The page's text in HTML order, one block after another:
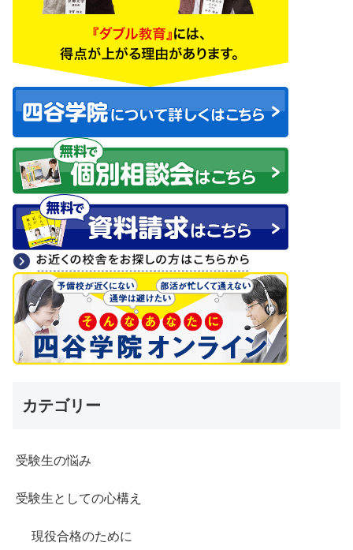
カテゴリー
受験生の悩み
受験生としての心構え
現役合格のために